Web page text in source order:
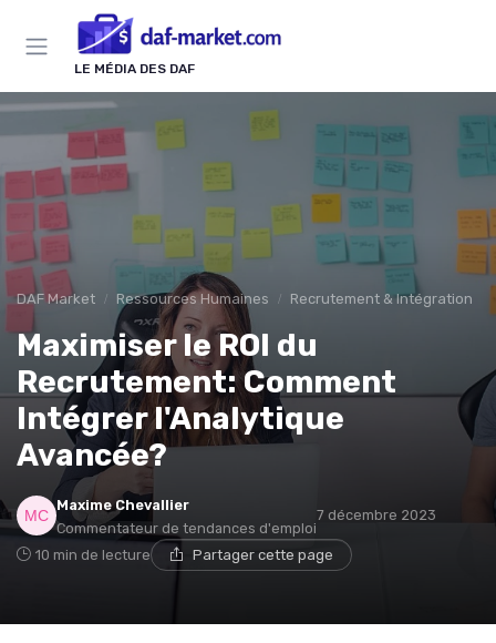
LE MÉDIA DES DAF
DAF Market Ressources Humaines Recrutement & Intégration
Maximiser le ROI du
Recrutement: Comment
Intégrer l'Analytique
Avancée?
Maxime Chevallier
Commentateur de tendances d'emploi
7 décembre 2023
10 min de lecture Partager cette page
Panneau de gestion des cookies